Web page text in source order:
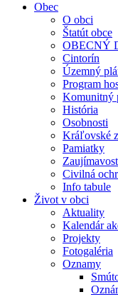
Obec
O obci
Štatút obce
OBECNÝ
Cintorín
Územný
Program
Komunitný
História
Osobnosti
Kráľovské
Pamiatky
Civilná
Info tabule
Život v obci
Aktuality
Kalendár
Projekty
Fotogaléria
Oznamy